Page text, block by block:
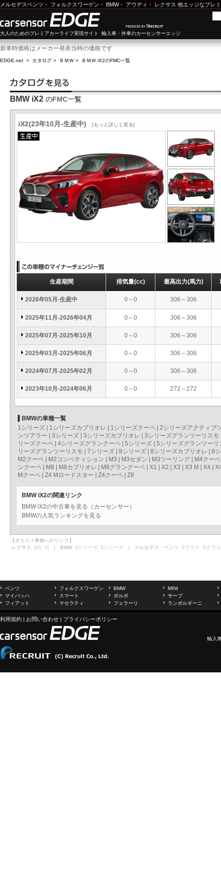
メルセデスベンツ ・ フォルクスワーゲン ・ BMW・ アウディ ・ レクサス 他エッジなプレ
大人のためのプレミアカーライフ実現サイト 輸入車・外車のカーセンサーエッジ
新車時価格はメーカー発表当時の価格です
EDGE.net > カタログ > ＢＭＷ > ＢＭＷ iX2のFMC一覧
BMW iX2 のFMC一覧
iX2(23年10月-生産中) [もっと詳しく見る]
生産期間 排気量(cc) 最高出力(馬力)
2026年05月-生産中 0～0 306～306
2025年11月-2026年04月 0～0 306～306
2025年07月-2025年10月 0～0 306～306
2025年03月-2025年06月 0～0 306～306
2024年07月-2025年02月 0～0 306～306
2023年10月-2024年06月 0～0 272～272
BMWの車種一覧
1シリーズ
1シリーズカブリオレ 1シリーズクーペ
2シリーズアクティブ
ンツアラー
3シリーズ 3シリーズカブリオレ 3シリーズグランツーリスモ
リーズクーペ
4シリーズグランクーペ 5シリーズ
5シリーズグランツーリ
リーズグランツーリスモ
7シリーズ 8シリーズ 8シリーズカブリオレ
8
M2クーペ
M2コンペティション M3 M3セダン M3ツーリング M4クーペ
ンクーペ
M8 M8カブリオレ M8グランクーペ X1 X2 X3 X3 M X4
Mクーペ
Z4 Mロードスター Z4クーペ Z8
BMW iX2の関連リンク
BMW iX2の中古車を見る（カーセンサー）
BMWの人気ランキングを見る
【オススメ車種へのリンク】
レクサス GS IS ｜ BMW 3シリーズ 5シリーズ ｜ メルセデス・ベンツ Eクラス Sクラス
ベンツ フォルクスワーゲン BMW
MINI
マイバッハ
スマート ボルボ
サーブ
フィアット
マセラティ フェラーリ ランボルギーニ
利用規約 | お問い合わせ | プライバシーポリシー
輸入